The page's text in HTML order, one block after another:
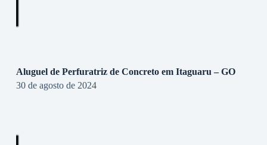
Aluguel de Perfuratriz de Concreto em Itaguaru – GO
30 de agosto de 2024